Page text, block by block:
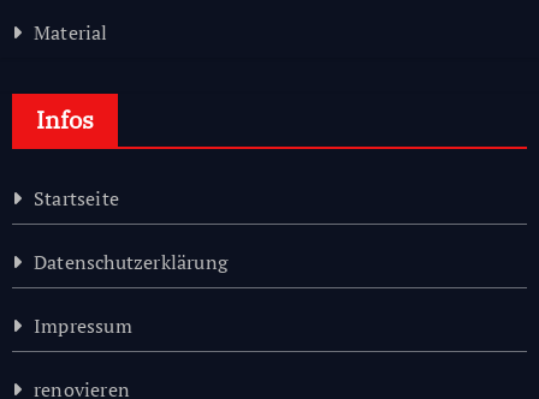
Material
Infos
Startseite
Datenschutzerklärung
Impressum
renovieren